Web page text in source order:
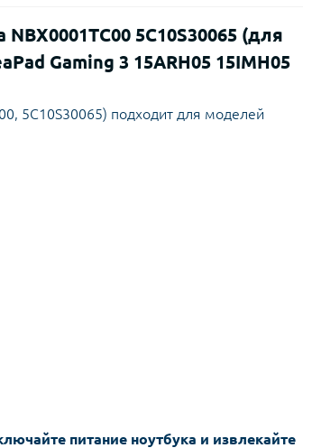
5C10S30065 (для
Gaming 3 15ARH05 15IMH05
5C10S30065) подходит для моделей
питание ноутбука и извлекайте